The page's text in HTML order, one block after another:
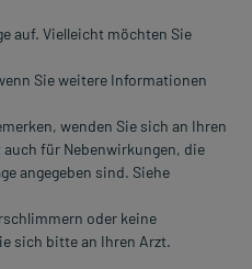
auf. Vielleicht möchten Sie
Sie weitere Informationen
wenden Sie sich an Ihren
für Nebenwirkungen, die
angegeben sind. Siehe
oder keine
sich bitte an Ihren Arzt.